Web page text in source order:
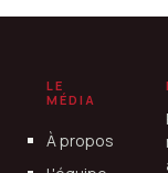
LE
MÉDIA
À propos